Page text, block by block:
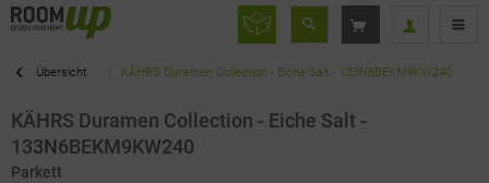
Übersicht KÄHRS Duramen Collection - Eiche Salt - 133N6BEKM9KW240
KÄHRS Duramen Collection - Eiche Salt -
133N6BEKM9KW240
Parkett